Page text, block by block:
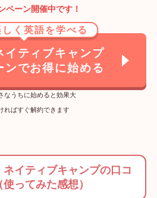
ペーン開催中です！
く英語を学べる
イティブキャンプ
ンでお得に始める
なうちに始めると効果大
ればすぐ解約できます
ネイティブキャンプの口コ
ってみた感想）